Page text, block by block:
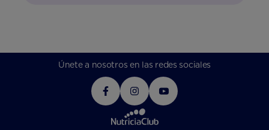
Únete a nosotros en las redes sociales